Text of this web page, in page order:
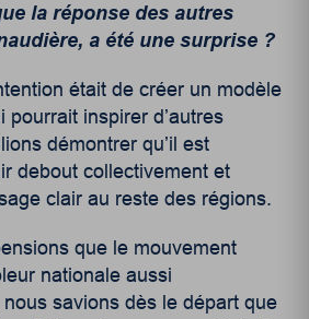
la réponse des autres
a été une surprise ?
était de créer un modèle
pourrait inspirer d’autres
démontrer qu’il est
debout collectivement et
clair au reste des régions.
que le mouvement
nationale aussi
savions dès le départ que